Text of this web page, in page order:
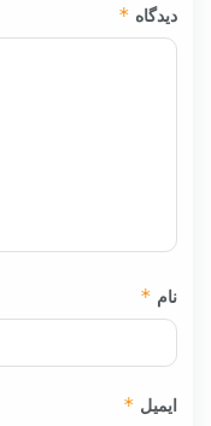
دیدگاه *
نام *
ایمیل *